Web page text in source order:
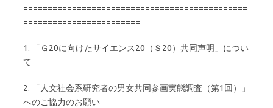
==============================================
========================
1. 「Ｇ20に向けたサイエンス20（Ｓ20）共同声明」につい
て
2. 「人文社会系研究者の男女共同参画実態調査（第1回）」
へのご協力のお願い